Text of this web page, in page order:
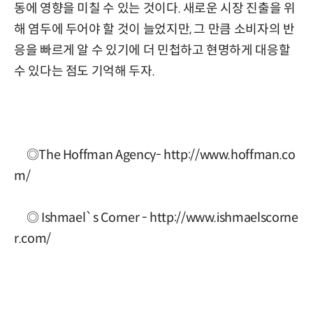
동에 영향을 미칠 수 있는 것이다. 새로운 시장 진출을 위
해 염두에 두어야 할 것이 늘었지만, 그 만큼 소비자의 반
응을 빠르게 알 수 있기에 더 민첩하고 현명하게 대응할
수 있다는 점도 기억해 두자.
◎The Hoffman Agency- http://www.hoffman.co
m/
◎ Ishmael`s Corner - http://www.ishmaelscorne
r.com/